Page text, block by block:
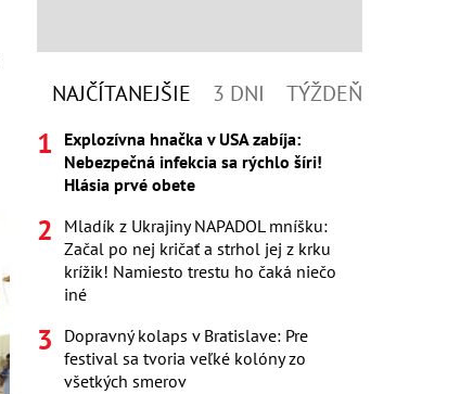
NAJČÍTANEJŠIE 3 DNI TÝŽDEŇ
Explozívna hnačka v USA zabíja:
Nebezpečná infekcia sa rýchlo šíri!
Hlásia prvé obete
Mladík z Ukrajiny NAPADOL mníšku:
Začal po nej kričať a strhol jej z krku
krížik! Namiesto trestu ho čaká niečo
iné
Dopravný kolaps v Bratislave: Pre
festival sa tvoria veľké kolóny zo
všetkých smerov